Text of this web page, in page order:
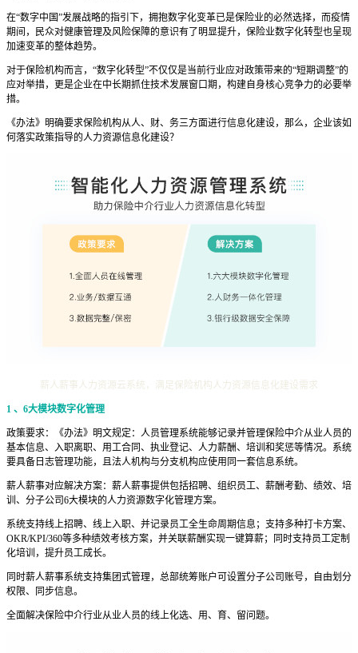
在“数字中国”发展战略的指引下，拥抱数字化变革已是保险业的必然选择，而疫情
期间，民众对健康管理及风险保障的意识有了明显提升，保险业数字化转型也呈现
加速变革的整体趋势。
对于保险机构而言，“数字化转型”不仅仅是当前行业应对政策带来的“短期调整”的
应对举措，更是企业在中长期抓住技术发展窗口期，构建自身核心竞争力的必要举
措。
《办法》明确要求保险机构从人、财、务三方面进行信息化建设，那么，企业该如
何落实政策指导的人力资源信息化建设？
薪人薪事人力资源云系统，满足保险机构人力资源信息化建设需求
1 、6大模块数字化管理
政策要求：《办法》明文规定：人员管理系统能够记录并管理保险中介从业人员的
基本信息、入职离职、用工合同、执业登记、人力薪酬、培训和奖惩等情况。系统
要具备日志管理功能，且法人机构与分支机构应使用同一套信息系统。
薪人薪事对应解决方案：薪人薪事提供包括招聘、组织员工、薪酬考勤、绩效、培
训、分子公司6大模块的人力资源数字化管理方案。
系统支持线上招聘、线上入职、并记录员工全生命周期信息；支持多种打卡方案、
OKR/KPI/360等多种绩效考核方案，并关联薪酬实现一键算薪；同时支持员工定制
化培训，提升员工成长。
同时薪人薪事系统支持集团式管理，总部统筹账户可设置分子公司账号，自由划分
权限、同步信息。
全面解决保险中介行业从业人员的线上化选、用、育、留问题。